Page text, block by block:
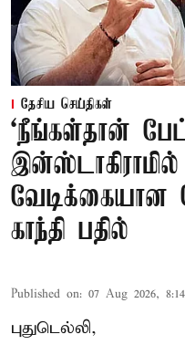
தேசிய செய்திகள்
‘நீங்கள்தான்
வேடிக்கையான
காந்தி பதில்
Published on: 07 Aug 2026,
புதுடெல்லி,